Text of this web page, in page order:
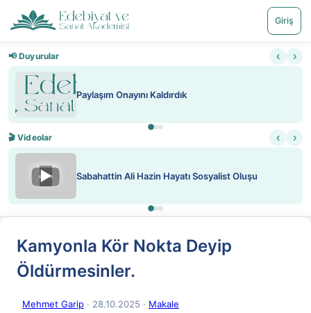
Giriş
📢 Duyurular ‹ ›
Paylaşım Onayını Kaldırdık
🎬 Videolar ‹ ›
▶ Sabahattin Ali Hazin Hayatı Sosyalist Oluşu
Kamyonla Kör Nokta Deyip
Öldürmesinler.
Mehmet Garip · 28.10.2025 · Makale